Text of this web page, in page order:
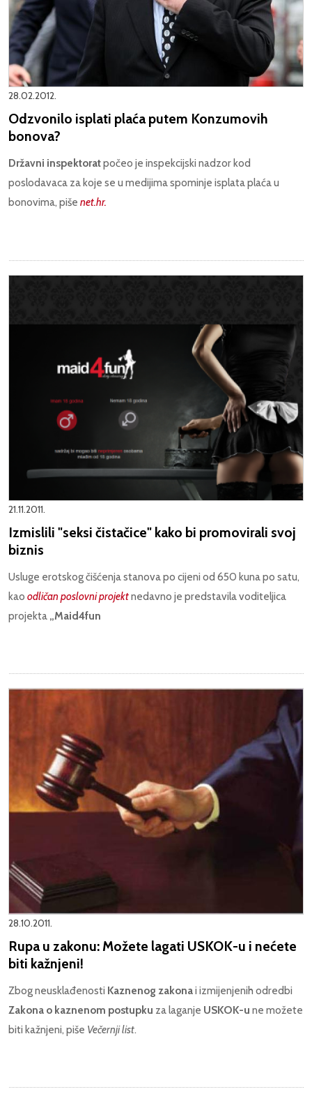
28.02.2012.
Odzvonilo isplati plaća putem Konzumovih
bonova?
Državni inspektoratpočeo je inspekcijski nadzor kod
poslodavaca za koje se u medijima spominje isplata plaća u
bonovima, piše net.hr.
21.11.2011.
Izmislili "seksi čistačice" kako bi promovirali svoj
biznis
Usluge erotskog čišćenja stanova po cijeni od 650 kuna po satu,
kao odličan poslovni projektnedavno je predstavila voditeljica
projekta „Maid4fun
28.10.2011.
Rupa u zakonu: Možete lagati USKOK-u i nećete
biti kažnjeni!
Zbog neusklađenosti Kaznenog zakonai izmijenjenih odredbi
Zakona o kaznenom postupku za laganje USKOK-u ne možete
biti kažnjeni, piše Večernji list.